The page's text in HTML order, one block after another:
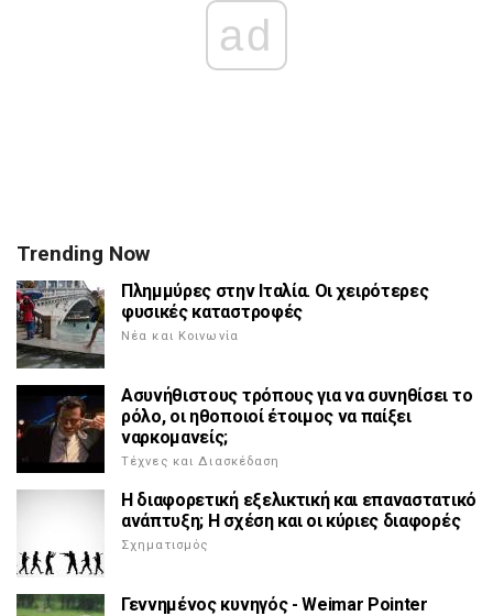
ad
Trending Now
Πλημμύρες στην Ιταλία. Οι χειρότερες
φυσικές καταστροφές
Νέα και Κοινωνία
Ασυνήθιστους τρόπους για να συνηθίσει το
ρόλο, οι ηθοποιοί έτοιμος να παίξει
ναρκομανείς;
Τέχνες και Διασκέδαση
Η διαφορετική εξελικτική και επαναστατικό
ανάπτυξη; Η σχέση και οι κύριες διαφορές
Σχηματισμός
Γεννημένος κυνηγός - Weimar Pointer